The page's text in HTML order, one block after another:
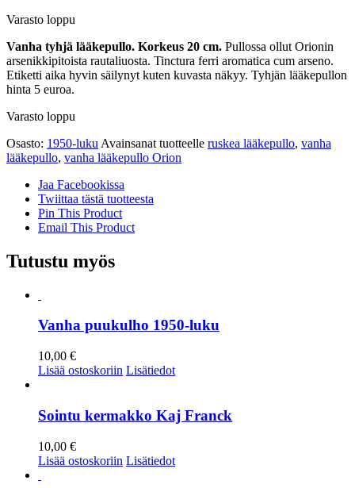
Varasto loppu
Vanha tyhjä lääkepullo. Korkeus 20 cm. Pullossa ollut Orionin
arsenikkipitoista rautaliuosta. Tinctura ferri aromatica cum arseno.
Etiketti aika hyvin säilynyt kuten kuvasta näkyy. Tyhjän lääkepullon
hinta 5 euroa.
Varasto loppu
Osasto: 1950-luku Avainsanat tuotteelle ruskea lääkepullo, vanha
lääkepullo, vanha lääkepullo Orion
Jaa Facebookissa
Twiittaa tästä tuotteesta
Pin This Product
Email This Product
Tutustu myös
Vanha puukulho 1950-luku
10,00 €
Lisää ostoskoriin Lisätiedot
Sointu kermakko Kaj Franck
10,00 €
Lisää ostoskoriin Lisätiedot